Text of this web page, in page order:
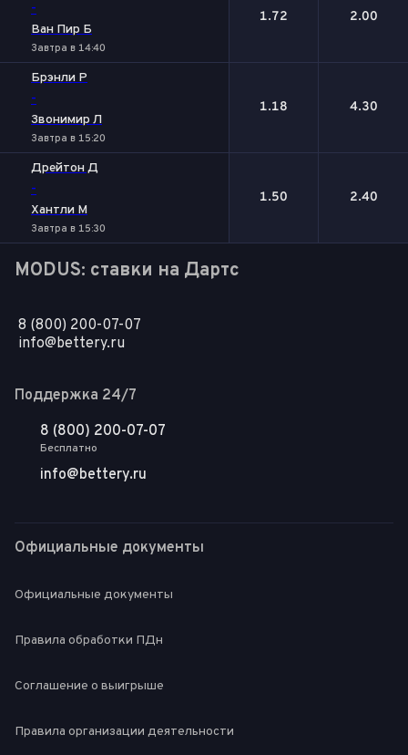
-
Ван Пир Б
Завтра в 14:40
1.72 2.00
Брэнли Р
-
Звонимир Л
Завтра в 15:20
1.18 4.30
Дрейтон Д
-
Хантли М
Завтра в 15:30
1.50 2.40
MODUS: ставки на Дартс
8 (800) 200-07-07
info@bettery.ru
Поддержка 24/7
8 (800) 200-07-07
Бесплатно
info@bettery.ru
Официальные документы
Официальные документы
Правила обработки ПДн
Соглашение о выигрыше
Правила организации деятельности